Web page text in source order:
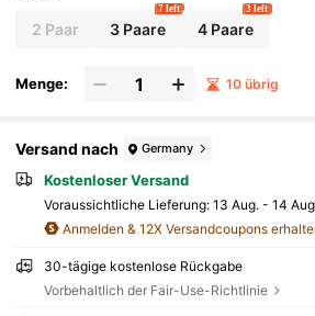
2 Paar 3 Paare
7 left
4 Paare
3 left
Menge: 10 übrig
Versand nach Germany
Kostenloser Versand
Voraussichtliche Lieferung: 13 Aug. - 14
Anmelden & 12X Versandcoupons
30-tägige kostenlose Rückgabe
Vorbehaltlich der Fair-Use-Richtlinie